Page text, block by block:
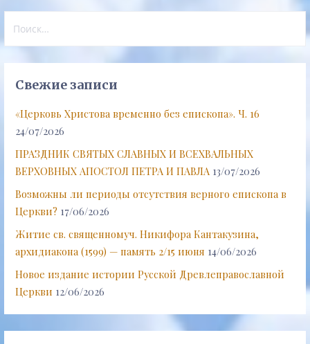
Свежие записи
«Церковь Христова временно без епископа». Ч. 16
24/07/2026
ПРАЗДНИК СВЯТЫХ СЛАВНЫХ И ВСЕХВАЛЬНЫХ
ВЕРХОВНЫХ АПОСТОЛ ПЕТРА И ПАВЛА 13/07/2026
Возможны ли периоды отсутствия верного епископа в
Церкви? 17/06/2026
Житие св. священномуч. Никифора Кантакузина,
архидиакона (1599) — память 2/15 июня 14/06/2026
Новое издание истории Русской Древлеправославной
Церкви 12/06/2026